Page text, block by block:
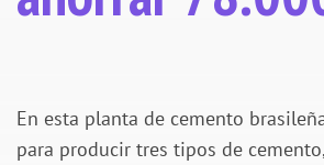
En esta planta de cemento
para producir tres tipos de